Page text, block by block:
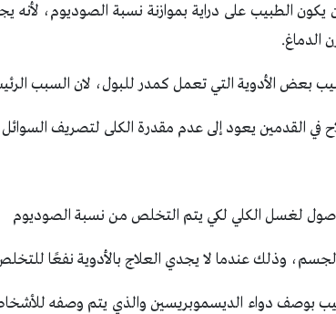
الطبيب على دراية بموازنة نسبة الصوديوم،
الدماغ.
بعض الأدوية التي تعمل كمدر للبول، لان السبب
في القدمين يعود إلى عدم مقدرة الكلى لتصريف
لغسل الكلي لكي يتم التخلص من نسبة الصوديوم
الجسم، وذلك عندما لا يجدي العلاج بالأدوية نفعًا
بوصف دواء الديسموبريسين والذي يتم وصفه